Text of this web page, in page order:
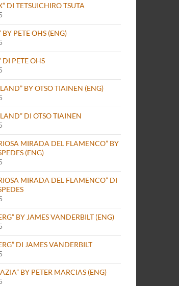
DI TETSUICHIRO TSUTA
BY PETE OHS (ENG)
DI PETE OHS
BY OTSO TIAINEN (ENG)
DI OTSO TIAINEN
MIRADA DEL FLAMENCO” BY
(ENG)
MIRADA DEL FLAMENCO” DI
BY JAMES VANDERBILT (ENG)
DI JAMES VANDERBILT
BY PETER MARCIAS (ENG)